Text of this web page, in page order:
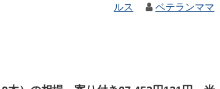
ルス
ベテランママ